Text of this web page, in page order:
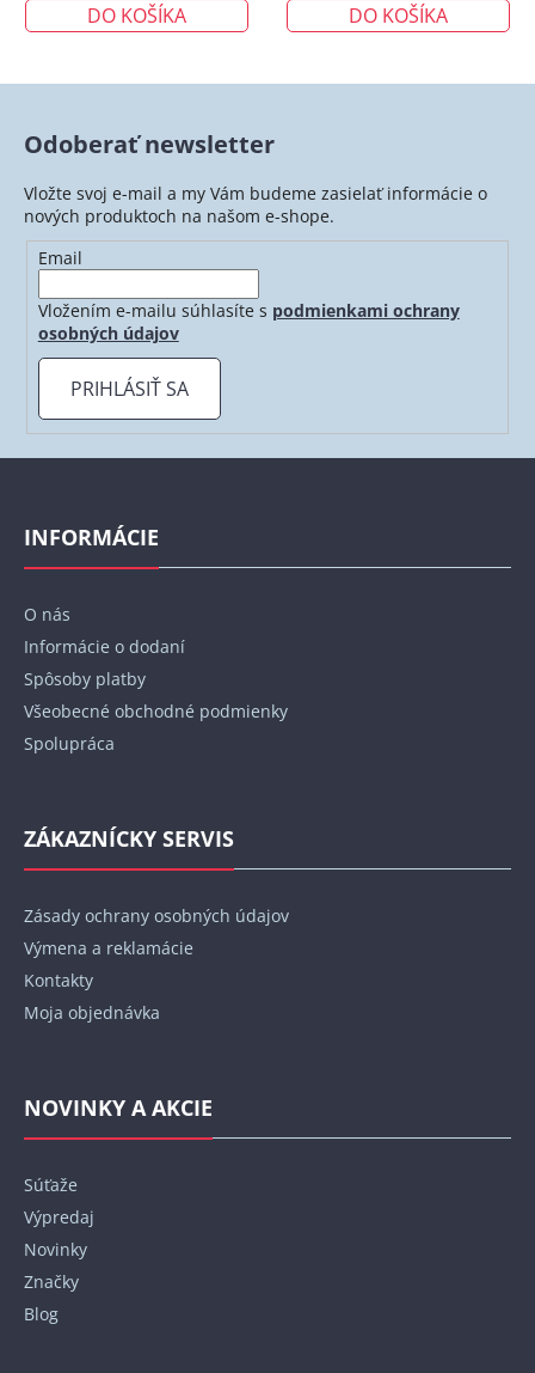
DO KOŠÍKA DO KOŠÍKA
Odoberať newsletter
Vložte svoj e-mail a my Vám budeme zasielať informácie o
nových produktoch na našom e-shope.
Email
Vložením e-mailu súhlasíte s podmienkami ochrany
osobných údajov
PRIHLÁSIŤ SA
Z
INFORMÁCIE
O nás
Informácie o dodaní
Spôsoby platby
Všeobecné obchodné podmienky
Spolupráca
ZÁKAZNÍCKY SERVIS
Zásady ochrany osobných údajov
Výmena a reklamácie
Kontakty
Moja objednávka
NOVINKY A AKCIE
Súťaže
Výpredaj
Novinky
Značky
Blog